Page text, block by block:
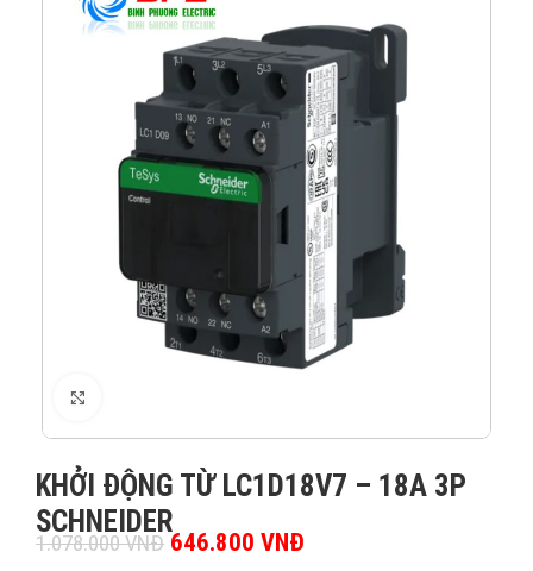
KHỞI ĐỘNG TỪ LC1D18V7 – 18A 3P
SCHNEIDER
1.078.000VNĐ Giá gốc là: 1.078.000 VNĐ.
646.800 VNĐ